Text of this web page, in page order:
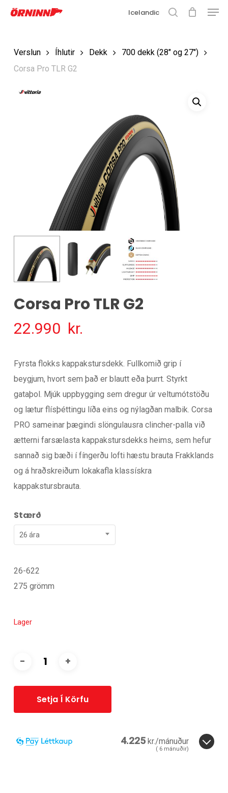
Fara
Loka
Icelandic
Verslun Íhlutir Dekk
700 dekk (28" og 27")
Corsa Pro TLR G2
Corsa Pro TLR G2
22.990 kr.
Fyrsta flokks kappakstursdekk. Fullkomið grip í
beygjum, hvort sem það er blautt eða þurrt. Styrkt
gataþol. Mjúk uppbygging sem dregur úr veltumótstöðu
og lætur flísþéttingu líða eins og nýlagðan malbik. Corsa
PRO sameinar þægindi slöngulausra clincher-palla við
ætterni farsælasta kappakstursdekks heims, sem hefur
sannað sig bæði í fíngerðu lofti hæstu brauta Frakklands
og á hraðskreiðum lokakafla klassískra
kappakstursbrauta.
Stærð
26 ára
26-622
275 grömm
Lager
Setja Í Körfu
4.225 kr./mánuður
( 6 mánuðir)